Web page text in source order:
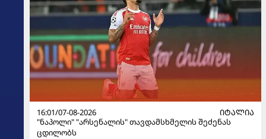
16:01/07-08-2026
ᲘᲢᲐᲚᲘᲐ
"ნაპოლი" "არსენალის" თავდამსხმელის შეძენას
ცდილობს